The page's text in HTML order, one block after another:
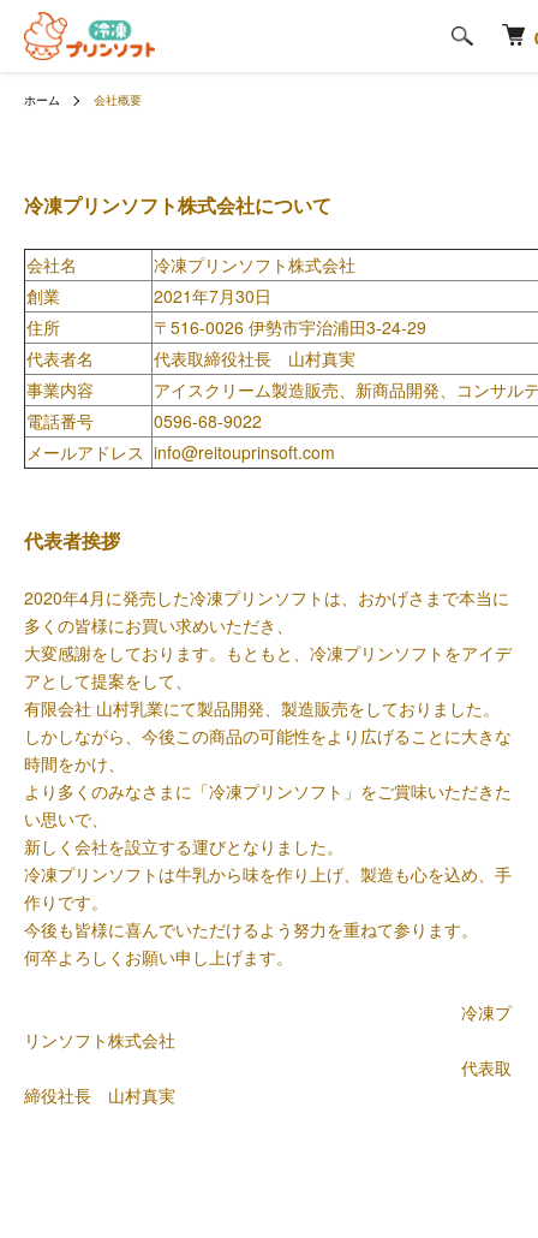
ホーム 会社概要
冷凍プリンソフト株式会社について
会社名
冷凍プリンソフト株式会社
創業
2021年7月30日
住所
〒516-0026 伊勢市宇治浦田3-24-29
代表者名
代表取締役社長 山村真実
事業内容
アイスクリーム製造販売、新商品開発、コンサル
電話番号
0596-68-9022
メールアドレス info@reitouprinsoft.com
代表者挨拶
2020年4月に発売した冷凍プリンソフトは、おかげさまで本当に
多くの皆様にお買い求めいただき、
大変感謝をしております。もともと、冷凍プリンソフトをアイデ
アとして提案をして、
有限会社 山村乳業にて製品開発、製造販売をしておりました。
しかしながら、今後この商品の可能性をより広げることに大きな
時間をかけ、
より多くのみなさまに「冷凍プリンソフト」をご賞味いただきた
い思いで、
新しく会社を設立する運びとなりました。
冷凍プリンソフトは牛乳から味を作り上げ、製造も心を込め、手
作りです。
今後も皆様に喜んでいただけるよう努力を重ねて参ります。
何卒よろしくお願い申し上げます。
冷凍プ
リンソフト株式会社
代表取
締役社長 山村真実